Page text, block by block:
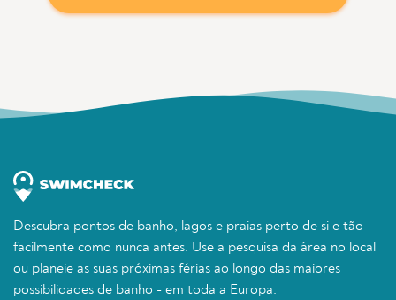
Descubra pontos de banho, lagos e praias perto de si e tão
facilmente como nunca antes. Use a pesquisa da área no local
ou planeie as suas próximas férias ao longo das maiores
possibilidades de banho - em toda a Europa.